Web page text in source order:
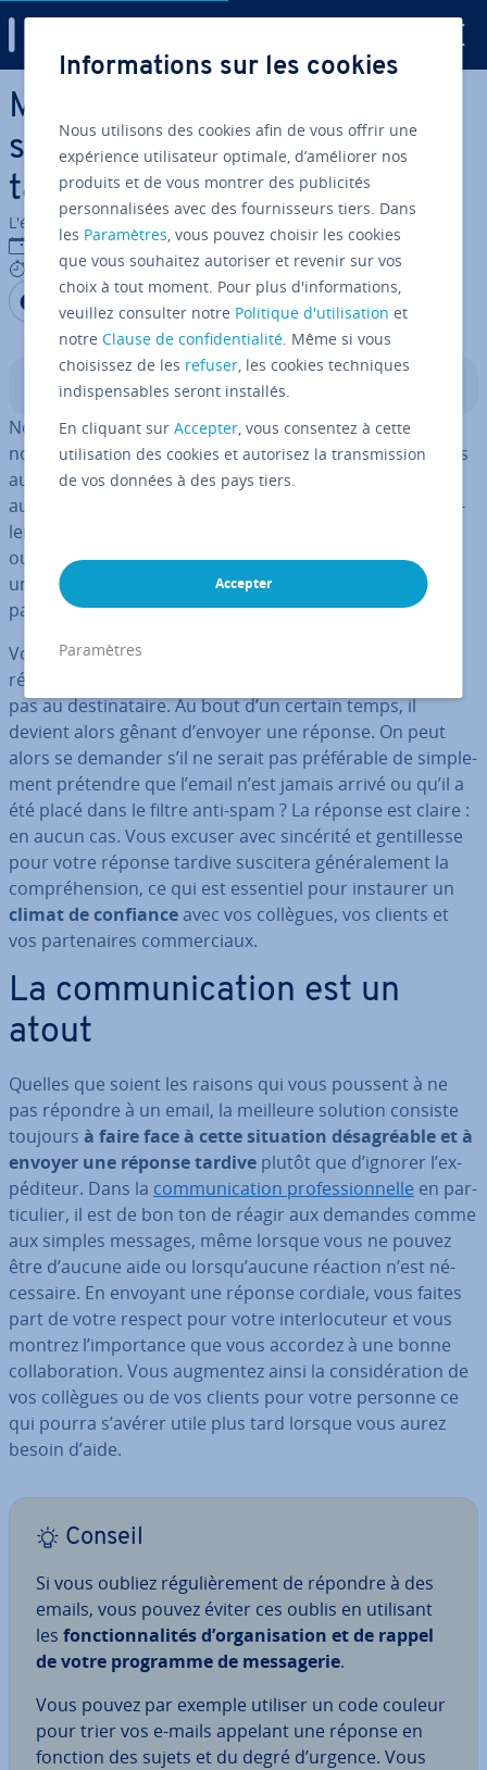
Aller au contenu principal
Mieux vaut tard que jamais :
s’excuser pour une réponse
tardive
L'équipe édi­to­riale IONOS
12/09/2023
8 mins
Partager sur Facebook
Partager sur Twitter
Partager sur LinkedIn
Sommaire
Nos boîtes de réception foi­son­nent d’emails auxquels
nous aurions dû répondre des jours voire des semaines
au­pa­ra­vant. Mais dans le quotidien pro­fes­sion­nel, il est
aujourd’hui fréquent qu’un événement vienne s’in­ter­ca­
ler, que ce soit une tâche à accomplir en toute urgence
ou une réunion convoquée à la dernière minute. Dans
un tel cas, un email que l’on vient de recevoir peut vite
passer à la trappe.
Vous pouvez aussi repousser dé­li­bé­ré­ment votre
réponse, car vous savez per­ti­nem­ment qu’elle ne plaira
pas au des­ti­na­taire. Au bout d’un certain temps, il
devient alors gênant d’envoyer une réponse. On peut
alors se demander s’il ne serait pas pré­fé­rable de sim­ple­
ment prétendre que l’email n’est jamais arrivé ou qu’il a
été placé dans le filtre anti-spam ? La réponse est claire :
en aucun cas. Vous excuser avec sincérité et gen­til­lesse
pour votre réponse tardive suscitera gé­né­ra­le­ment la
com­pré­hen­sion, ce qui est essentiel pour instaurer un
climat de confianceavec vos collègues, vos clients et
vos par­te­naires com­mer­ciaux.
La com­mu­ni­ca­tion est un
atout
Quelles que soient les raisons qui vous poussent à ne
pas répondre à un email, la meilleure solution consiste
toujours à faire face à cette situation dé­sa­gréable et à
envoyer une réponse tardive plutôt que d’ignorer l’ex­
pé­di­teur. Dans la com­mu­ni­ca­tion pro­fes­sion­nelle en par­
ti­cu­lier, il est de bon ton de réagir aux demandes comme
aux simples messages, même lorsque vous ne pouvez
être d’aucune aide ou lorsqu’aucune réaction n’est né­
ces­saire. En envoyant une réponse cordiale, vous faites
part de votre respect pour votre in­ter­lo­cu­teur et vous
montrez l’im­por­tance que vous accordez à une bonne
col­la­bo­ra­tion. Vous augmentez ainsi la con­si­dé­ra­tion de
vos collègues ou de vos clients pour votre personne ce
qui pourra s’avérer utile plus tard lorsque vous aurez
besoin d’aide.
Conseil
Si vous oubliez ré­gu­liè­re­ment de répondre à des
emails, vous pouvez éviter ces oublis en utilisant
les fonc­tion­na­li­tés d’or­ga­ni­sa­tion et de rappel
de votre programme de mes­sa­ge­rie.
Vous pouvez par exemple utiliser un code couleur
pour trier vos e-mails appelant une réponse en
fonction des sujets et du degré d’urgence. Vous
Informations sur les cookies
Nous utilisons des cookies afin de vous offrir une
expérience utilisateur optimale, d’améliorer nos
produits et de vous montrer des publicités
personnalisées avec des fournisseurs tiers. Dans
les Paramètres, vous pouvez choisir les cookies
que vous souhaitez autoriser et revenir sur vos
choix à tout moment. Pour plus d'informations,
veuillez consulter notre Politique d'utilisation et
notreClause de confidentialité. Même si vous
choisissez de les refuser, les cookies techniques
indispensables seront installés.
En cliquant surAccepter, vous consentez à cette
utilisation des cookies et autorisez la transmission
de vos données à des pays tiers.
Accepter
Paramètres